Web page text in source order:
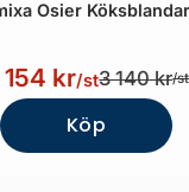
Osier
154 kr/st3 140 kr/st
Köp